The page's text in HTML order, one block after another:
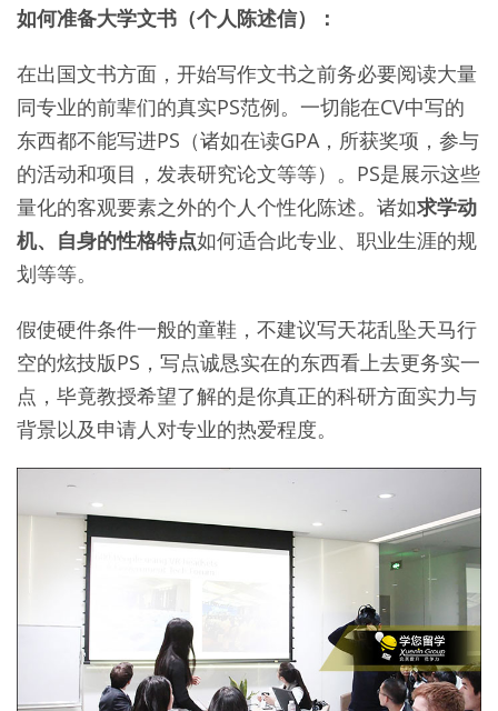
如何准备大学文书（个人陈述信）：
在出国文书方面，开始写作文书之前务必要阅读大量
同专业的前辈们的真实PS范例。一切能在CV中写的
东西都不能写进PS（诸如在读GPA，所获奖项，参与
的活动和项目，发表研究论文等等）。PS是展示这些
量化的客观要素之外的个人个性化陈述。诸如求学动
机、自身的性格特点如何适合此专业、职业生涯的规
划等等。
假使硬件条件一般的童鞋，不建议写天花乱坠天马行
空的炫技版PS，写点诚恳实在的东西看上去更务实一
点，毕竟教授希望了解的是你真正的科研方面实力与
背景以及申请人对专业的热爱程度。